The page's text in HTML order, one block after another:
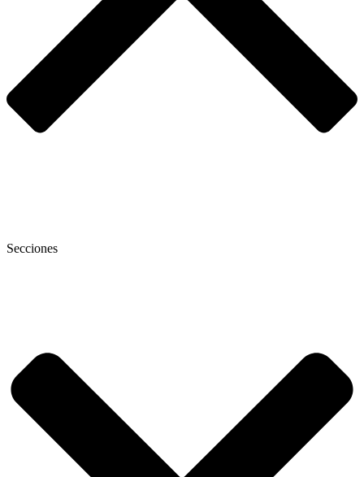
Secciones